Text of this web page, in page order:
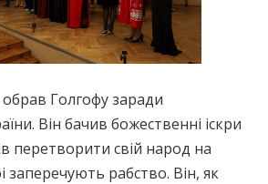
Голгофу заради
Він бачив божественні іскри
перетворити свій народ на
заперечують рабство. Він, як